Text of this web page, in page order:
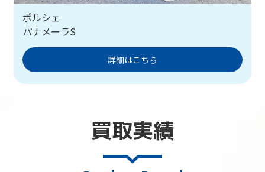
ポルシェ
パナメーラS
詳細はこちら
買取実績